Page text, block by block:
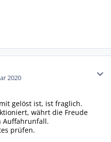
2020
gelöst ist, ist fraglich.
währt die Freude
Auffahrunfall.
prüfen.